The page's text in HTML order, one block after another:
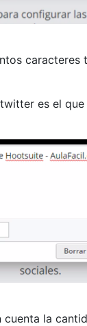
caracteres
es el
la